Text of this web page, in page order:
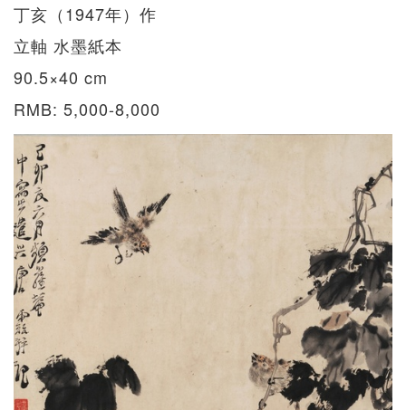
丁亥（1947年）作
立軸 水墨紙本
90.5×40 cm
RMB: 5,000-8,000